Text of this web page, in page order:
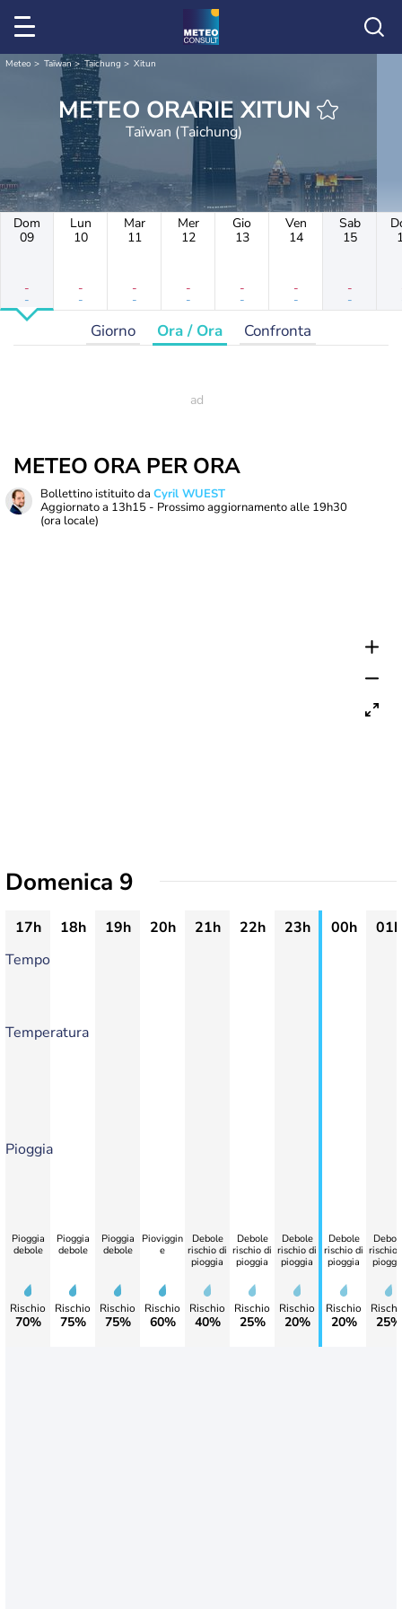
Meteo Taïwan Taichung Xitun
METEO ORARIE XITUN
Taïwan (Taichung)
Dom
09
-
-
Lun
10
-
-
Mar
11
-
-
Mer
12
-
-
Gio
13
-
-
Ven
14
-
-
Sab
15
-
-
Giorno Ora / Ora Confronta
METEO ORA PER ORA
Bollettino istituito da Cyril WUEST
Aggiornato a 13h15 - Prossimo aggiornamento alle 19h30
(ora locale)
Domenica 9
17h 18h 19h 20h 21h 22h 23h 00h
01h
Tempo
Temperatura
Pioggia
Pioggia
debole
Rischio
70%
Pioggia
debole
Rischio
75%
Pioggia
debole
Rischio
75%
Pioviggin
e
Rischio
60%
Debole
rischio di
pioggia
Rischio
40%
Debole
rischio di
pioggia
Rischio
25%
Debole
rischio di
pioggia
Rischio
20%
Debole
rischio di
pioggia
Rischio
20%
rischio
25%